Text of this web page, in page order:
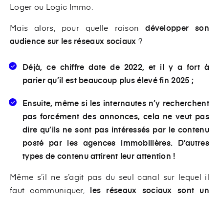
Loger ou Logic Immo.
Mais alors, pour quelle raisondévelopper son
audience sur les réseaux sociaux ?
Déjà, ce chiffre date de 2022, et il y a fort à
parier qu’il est beaucoup plus élevé fin 2025 ;
Ensuite, même si les internautes n’y recherchent
pas forcément des annonces, cela ne veut pas
dire qu’ils ne sont pas intéressés par le contenu
posté par les agences immobilières. D’autres
types de contenu attirent leur attention !
Même s’il ne s’agit pas du seul canal sur lequel il
faut communiquer,
les réseaux sociaux sont un